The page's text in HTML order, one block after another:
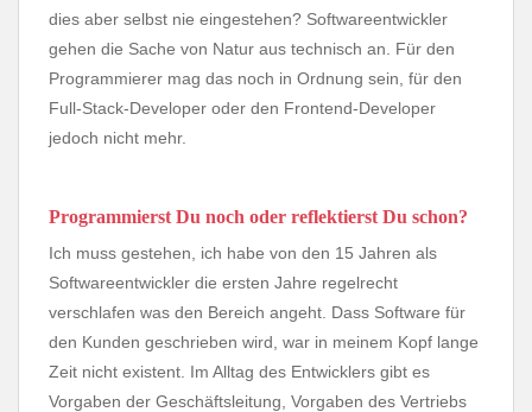
dies aber selbst nie eingestehen? Softwareentwickler
gehen die Sache von Natur aus technisch an. Für den
Programmierer mag das noch in Ordnung sein, für den
Full-Stack-Developer oder den Frontend-Developer
jedoch nicht mehr.
Programmierst Du noch oder reflektierst Du schon?
Ich muss gestehen, ich habe von den 15 Jahren als
Softwareentwickler die ersten Jahre regelrecht
verschlafen was den Bereich angeht. Dass Software für
den Kunden geschrieben wird, war in meinem Kopf lange
Zeit nicht existent. Im Alltag des Entwicklers gibt es
Vorgaben der Geschäftsleitung, Vorgaben des Vertriebs